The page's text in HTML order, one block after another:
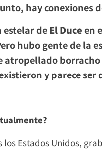
hay conexiones
estelar deEl Duceen
hubo gente de la
y parece
Estados Unidos,